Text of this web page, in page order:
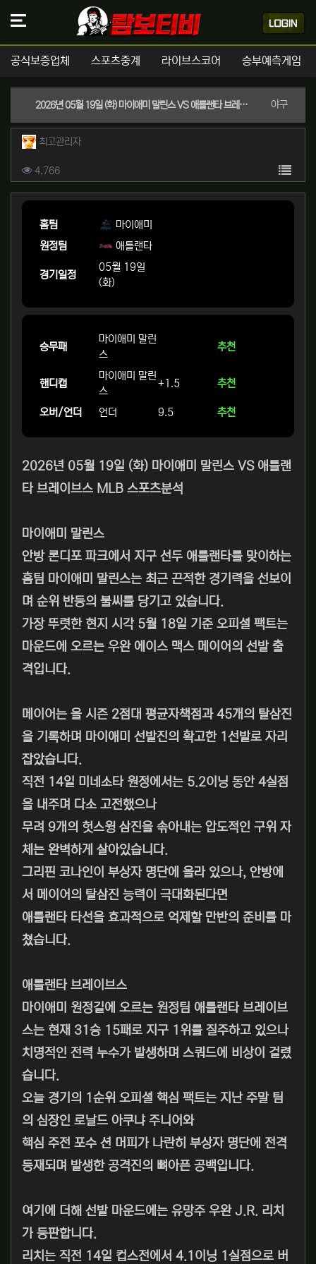
공식보증업체 스포츠중계 라이브스코어 승부예측게임
2026년 05월 19일 (화) 마이애미 말린스 VS 애틀랜타 브레이브스 MLB 스포츠분석 야구분류
작성자 정보
최고관리자작성
컨텐츠 정보
4,766조회 목록
본문
홈팀
마이애미
원정팀
애틀랜타
경기일정
05월 19일
(화)
승무패
마이애미 말린
스
추천
핸디캡
마이애미 말린
스
+1.5 추천
오버/언더 언더 9.5 추천
2026년 05월 19일 (화) 마이애미 말린스 VS 애틀랜
타 브레이브스 MLB 스포츠분석
마이애미 말린스
안방 론디포 파크에서 지구 선두 애틀랜타를 맞이하는
홈팀 마이애미 말린스는 최근 끈적한 경기력을 선보이
며 순위 반등의 불씨를 당기고 있습니다.
가장 뚜렷한 현지 시각 5월 18일 기준 오피셜 팩트는
마운드에 오르는 우완 에이스 맥스 메이어의 선발 출
격입니다.
메이어는 올 시즌 2점대 평균자책점과 45개의 탈삼진
을 기록하며 마이애미 선발진의 확고한 1선발로 자리
잡았습니다.
직전 14일 미네소타 원정에서는 5.2이닝 동안 4실점
을 내주며 다소 고전했으나
무려 9개의 헛스윙 삼진을 솎아내는 압도적인 구위 자
체는 완벽하게 살아있습니다.
그리핀 코나인이 부상자 명단에 올라 있으나, 안방에
서 메이어의 탈삼진 능력이 극대화된다면
애틀랜타 타선을 효과적으로 억제할 만반의 준비를 마
쳤습니다.
애틀랜타 브레이브스
마이애미 원정길에 오르는 원정팀 애틀랜타 브레이브
스는 현재 31승 15패로 지구 1위를 질주하고 있으나
치명적인 전력 누수가 발생하며 스쿼드에 비상이 걸렸
습니다.
오늘 경기의 1순위 오피셜 핵심 팩트는 지난 주말 팀
의 심장인 로날드 아쿠냐 주니어와
핵심 주전 포수 션 머피가 나란히 부상자 명단에 전격
등재되며 발생한 공격진의 뼈아픈 공백입니다.
여기에 더해 선발 마운드에는 유망주 우완 J.R. 리치
가 등판합니다.
리치는 직전 14일 컵스전에서 4.1이닝 1실점으로 버